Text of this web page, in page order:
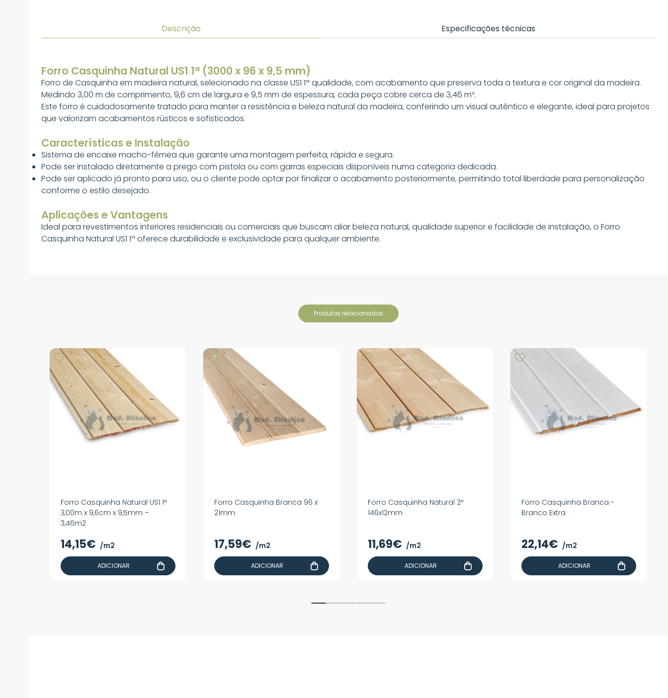
Descrição Especificações técnicas
Forro Casquinha Natural US1 1ª (3000 x 96 x 9,5 mm)
Forro de Casquinha em madeira natural, selecionado na classe US1 1ª qualidade, com acabamento que preserva toda a textura e cor original da madeira.
Medindo 3,00 m de comprimento, 9,6 cm de largura e 9,5 mm de espessura, cada peça cobre cerca de 3,46 m².
Este forro é cuidadosamente tratado para manter a resistência e beleza natural da madeira, conferindo um visual autêntico e elegante, ideal para projetos
que valorizam acabamentos rústicos e sofisticados.
Características e Instalação
Sistema de encaixe macho-fêmea que garante uma montagem perfeita, rápida e segura.
Pode ser instalado diretamente a prego com pistola ou com garras especiais disponíveis numa categoria dedicada.
Pode ser aplicado já pronto para uso, ou o cliente pode optar por finalizar o acabamento posteriormente, permitindo total liberdade para personalização
conforme o estilo desejado.
Aplicações e Vantagens
Ideal para revestimentos interiores residenciais ou comerciais que buscam aliar beleza natural, qualidade superior e facilidade de instalação, o Forro
Casquinha Natural US1 1ª oferece durabilidade e exclusividade para qualquer ambiente.
produtos relacionados
Forro Casquinha Natural US1 1ª
3,00m x 9,6cm x 9,5mm –
3,46m2
14,15€ /m2
ADICIONAR
Forro Casquinha Branca 96 x
21mm
17,59€ /m2
ADICIONAR
Forro Casquinha Natural 2ª
146x12mm
11,69€ /m2
ADICIONAR
Forro Casquinha Branca -
Branco Extra
22,14€ /m2
ADICIONAR